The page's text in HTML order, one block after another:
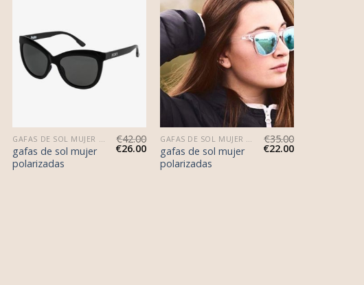
gafas de sol mujer
polarizadas
€42.00
€26.00
gafas de sol mujer
polarizadas
€35.00
€22.00